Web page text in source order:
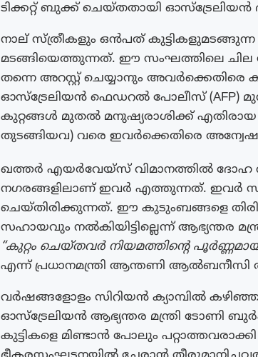
ടിക്കറ്റ് ബുക്ക് ചെയ്തതായി ഓസ്ട്രേലിയൻ
നാല് സ്ത്രീകളും ഒൻപത്
മടങ്ങിയെത്തുന്നത്. ഈ സംഘത്തിലെ ചില
തന്നെ അറസ്റ്റ് ചെയ്യാനും അവർക്കെതിരെ
ഓസ്‌ട്രേലിയൻ ഫെഡറൽ പോലീസ് (AFP)
കുറ്റങ്ങൾ മുതൽ മനുഷ്യരാശിക്ക് എതിരായ
തുടങ്ങിയവ) വരെ ഇവർക്കെതിരെ
ഖത്തർ എയർവേയ്‌സ് വിമാനത്തിൽ ദോഹ
നഗരങ്ങളിലാണ് ഇവർ എത്തുന്നത്. ഇവർ
ചെയ്തിരിക്കുന്നത്. ഈ കുടുംബങ്ങളെ
സഹായവും നൽകിയിട്ടില്ലെന്ന് ആഭ്യന്തര
“കുറ്റം ചെയ്തവർ നിയമത്തിന്റെ
എന്ന് പ്രധാനമന്ത്രി ആന്തണി ആൽബനീസി
വർഷങ്ങളോളം സിറിയൻ ക്യാമ്പിൽ
ഓസ്ട്രേലിയൻ ആഭ്യന്തര മന്ത്രി ടോണി
കുട്ടികളെ മിണ്ടാൻ പോലും